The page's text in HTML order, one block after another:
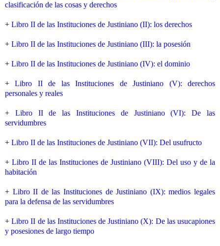
clasificación de las cosas y derechos
+ Libro II de las Instituciones de Justiniano (II): los derechos
+ Libro II de las Instituciones de Justiniano (III): la posesión
+ Libro II de las Instituciones de Justiniano (IV): el dominio
+Libro II de las Instituciones de Justiniano (V): derechos
personales y reales
+ Libro II de las Instituciones de Justiniano (VI): De las
servidumbres
+ Libro II de las Instituciones de Justiniano (VII): Del usufructo
+ Libro II de las Instituciones de Justiniano (VIII): Del uso y de la
habitación
+ Libro II de las Instituciones de Justiniano (IX): medios legales
para la defensa de las servidumbres
+Libro II de las Instituciones de Justiniano (X): De las usucapiones
y posesiones de largo tiempo